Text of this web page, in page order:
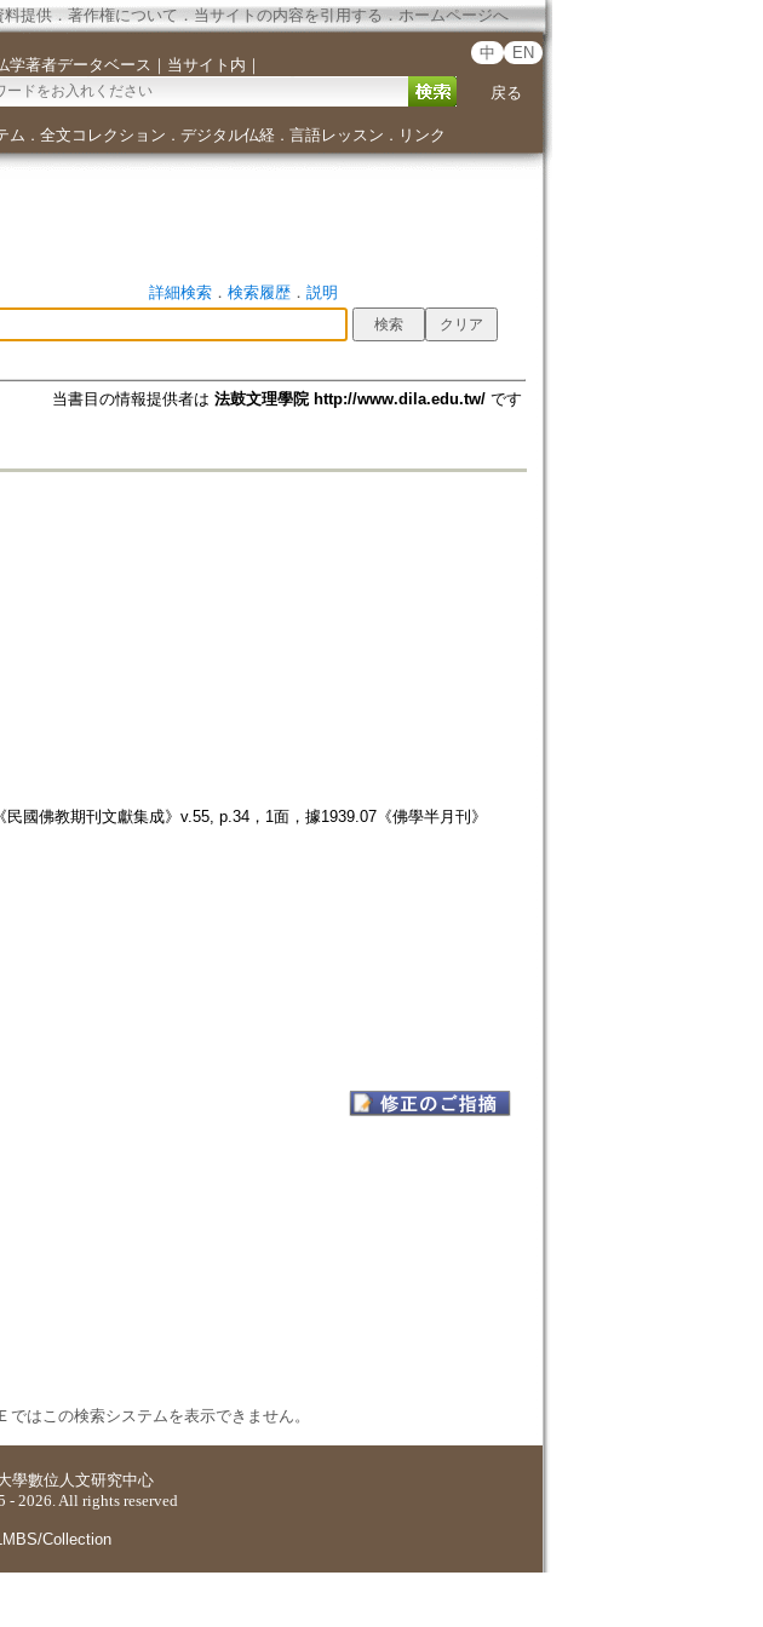
料提供． 著作権について．当サイトの内容を引用する ． ホームページへ
学著者データベース ｜ 当サイト内 ｜
中 EN
戻る
ム ． 全文コレクション ． デジタル仏経． 言語レッスン ． リンク
詳細検索． 検索履歴． 説明
当書目の情報提供者は 法鼓文理學院 http://www.dila.edu.tw/です
國佛教期刊文獻集成》v.55, p.34，1面，據1939.07《佛學半月刊》
はこの検索システムを表示できません。
學數位人文研究中心
2026. All rights reserved
Collection